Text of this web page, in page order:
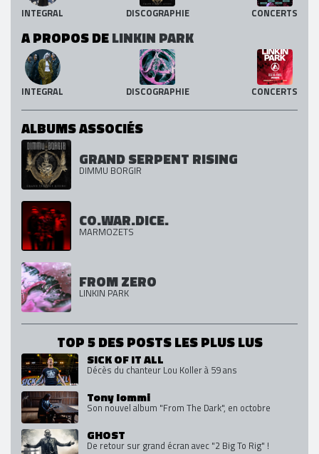
INTEGRAL DISCOGRAPHIE CONCERTS
A PROPOS DELINKIN PARK
INTEGRAL DISCOGRAPHIE CONCERTS
ALBUMS ASSOCIÉS
GRAND SERPENT RISING
DIMMU BORGIR
CO.WAR.DICE.
MARMOZETS
FROM ZERO
LINKIN PARK
TOP 5 DES POSTS LES PLUS LUS
SICK OF IT ALL
Décès du chanteur Lou Koller à 59 ans
Tony Iommi
Son nouvel album "From The Dark", en octobre
GHOST
De retour sur grand écran avec "2 Big To Rig" !